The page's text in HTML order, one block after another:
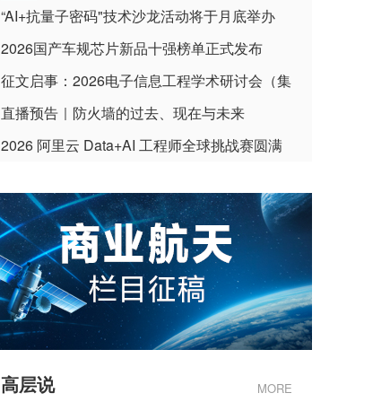
“AI+抗量子密码"技术沙龙活动将于月底举办
2026国产车规芯片新品十强榜单正式发布
征文启事：2026电子信息工程学术研讨会（集
成电路应用杂志）
直播预告｜防火墙的过去、现在与未来
2026 阿里云 Data+AI 工程师全球挑战赛圆满
高层说 MORE